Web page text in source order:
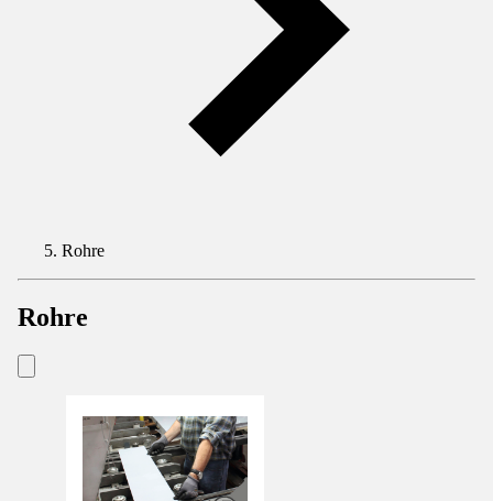
Rohre
Rohre